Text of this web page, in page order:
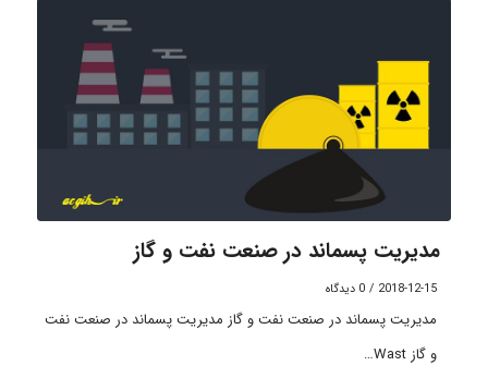
مدیریت پسماند در صنعت نفت و گاز
2018-12-15
/ 0 دیدگاه
مدیریت پسماند در صنعت نفت و گاز مدیریت پسماند در صنعت نفت
و گاز Wast…